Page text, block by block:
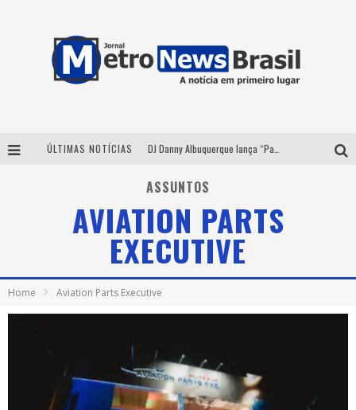
ÚLTIMAS NOTÍCIAS
Modão Mangalarga Marchador reúne Zezé Di Camargo, Clayton & Romário e Bruna Lipiani nesta sexta-feira no Expominas
ASSUNTOS
AVIATION PARTS
EXECUTIVE
Home Aviation Parts Executive